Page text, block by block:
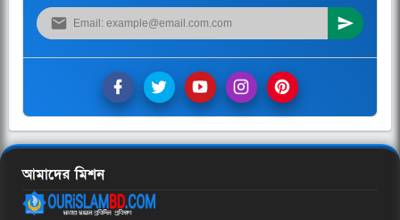
আমাদের মিশন